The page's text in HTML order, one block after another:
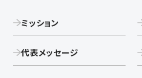
ミッション
代表メッセージ